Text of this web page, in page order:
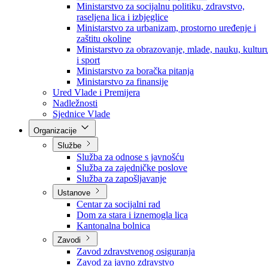
Ministarstvo za privredu
Ministarstvo za pravosuđe, upravu i radne odnose
Ministarstvo za unutrašnje poslove
Ministarstvo za socijalnu politiku, zdravstvo,
raseljena lica i izbjeglice
Ministarstvo za urbanizam, prostorno uređenje i
zaštitu okoline
Ministarstvo za obrazovanje, mlade, nauku,
i sport
Ministarstvo za boračka pitanja
Ministarstvo za finansije
Ured Vlade i Premijera
Nadležnosti
Sjednice Vlade
Službe
Služba za odnose s javnošću
Služba za zajedničke poslove
Služba za zapošljavanje
Ustanove
Centar za socijalni rad
Dom za stara i iznemogla lica
Kantonalna bolnica